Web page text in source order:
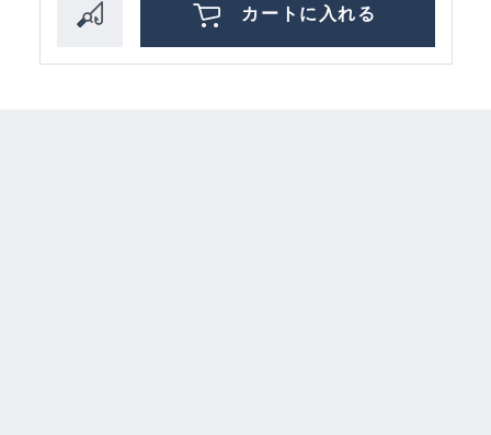
カートに入れる